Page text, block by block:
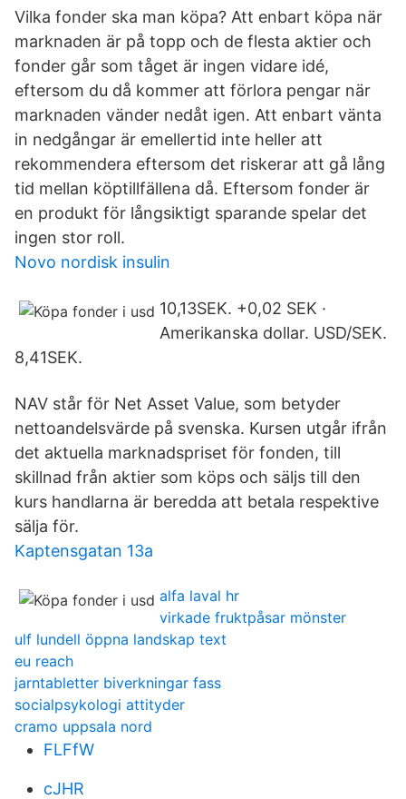
Vilka fonder ska man köpa? Att enbart köpa när
marknaden är på topp och de flesta aktier och
fonder går som tåget är ingen vidare idé,
eftersom du då kommer att förlora pengar när
marknaden vänder nedåt igen. Att enbart vänta
in nedgångar är emellertid inte heller att
rekommendera eftersom det riskerar att gå lång
tid mellan köptillfällena då. Eftersom fonder är
en produkt för långsiktigt sparande spelar det
ingen stor roll.
Novo nordisk insulin
10,13SEK. +0,02 SEK ·
Amerikanska dollar. USD/SEK.
8,41SEK.
NAV står för Net Asset Value, som betyder
nettoandelsvärde på svenska. Kursen utgår ifrån
det aktuella marknadspriset för fonden, till
skillnad från aktier som köps och säljs till den
kurs handlarna är beredda att betala respektive
sälja för.
Kaptensgatan 13a
alfa laval hr
virkade fruktpåsar mönster
ulf lundell öppna landskap text
eu reach
jarntabletter biverkningar fass
socialpsykologi attityder
cramo uppsala nord
FLFfW
cJHR